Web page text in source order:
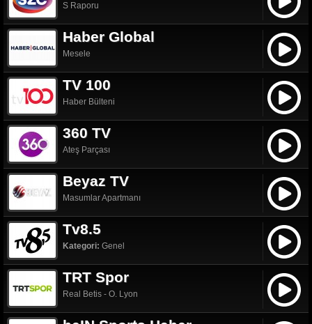
S Raporu
Haber Global
Mesele
TV 100
Haber Bülteni
360 TV
Ateş Parçası
Beyaz TV
Masumlar Apartmanı
Tv8.5
Kategori: Genel
TRT Spor
Real Betis - O. Lyon